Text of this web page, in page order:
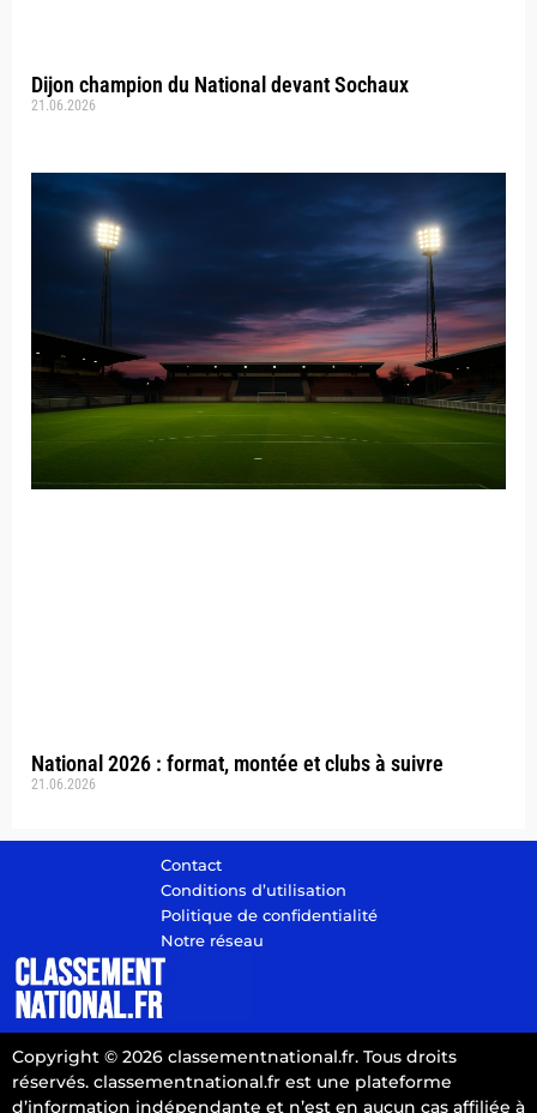
Dijon champion du National devant Sochaux
21.06.2026
National 2026 : format, montée et clubs à suivre
21.06.2026
Contact
Conditions d’utilisation
Politique de confidentialité
Notre réseau
Copyright © 2026 classementnational.fr. Tous droits
réservés. classementnational.fr est une plateforme
d’information indépendante et n’est en aucun cas affiliée à